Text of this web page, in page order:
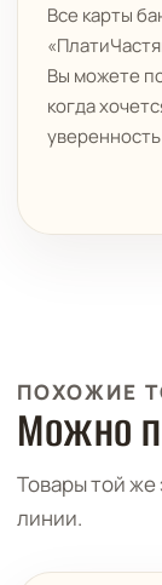
Все карты
Вы можете
когда
ПОХОЖИЕ
Можно
Товары той же
линии.